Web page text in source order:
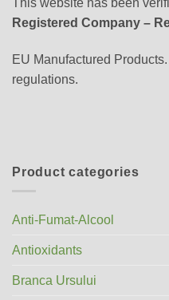
This website has been
Registered Company –
EU Manufactured
regulations.
Product categories
Anti-Fumat-Alcool
Antioxidants
Branca Ursului